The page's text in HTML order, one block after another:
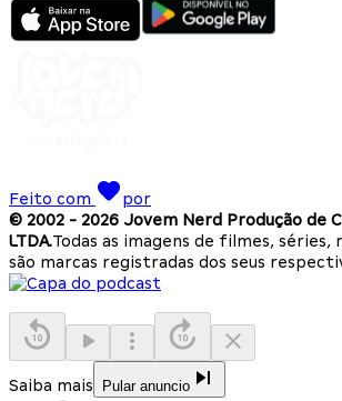
Feito com
por
© 2002 - 2026 Jovem Nerd Produção de
LTDA.Todas as imagens de filmes, séries,
são marcas registradas dos seus
Saiba mais Pular anuncio